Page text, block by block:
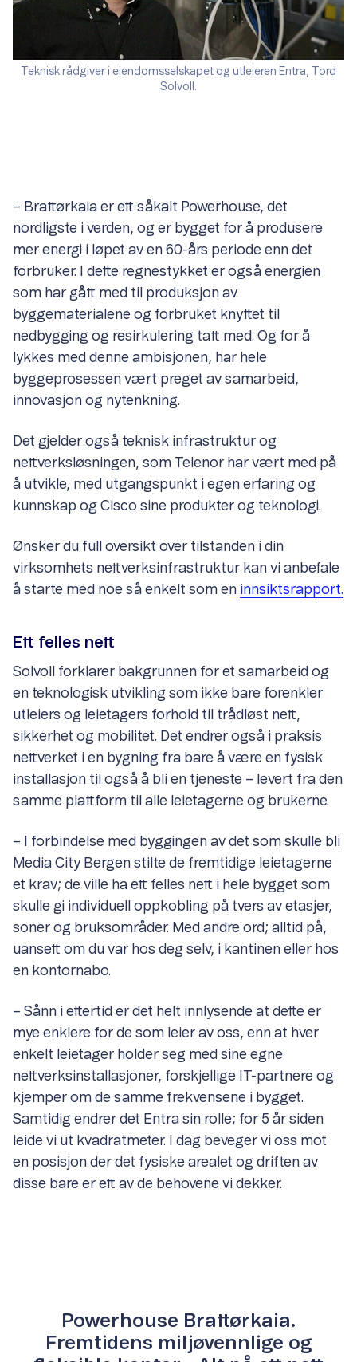
Teknisk rådgiver i eiendomsselskapet og utleieren Entra, Tord
Solvoll.
– Brattørkaia er ett såkalt Powerhouse, det
nordligste i verden, og er bygget for å produsere
mer energi i løpet av en 60-års periode enn det
forbruker. I dette regnestykket er også energien
som har gått med til produksjon av
byggematerialene og forbruket knyttet til
nedbygging og resirkulering tatt med. Og for å
lykkes med denne ambisjonen, har hele
byggeprosessen vært preget av samarbeid,
innovasjon og nytenkning.
Det gjelder også teknisk infrastruktur og
nettverksløsningen, som Telenor har vært med på
å utvikle, med utgangspunkt i egen erfaring og
kunnskap og Cisco sine produkter og teknologi.
Ønsker du full oversikt over tilstanden i din
virksomhets nettverksinfrastruktur kan vi anbefale
å starte med noe så enkelt som en innsiktsrapport.
Ett felles nett
Solvoll forklarer bakgrunnen for et samarbeid og
en teknologisk utvikling som ikke bare forenkler
utleiers og leietagers forhold til trådløst nett,
sikkerhet og mobilitet. Det endrer også i praksis
nettverket i en bygning fra bare å være en fysisk
installasjon til også å bli en tjeneste – levert fra den
samme plattform til alle leietagerne og brukerne.
– I forbindelse med byggingen av det som skulle bli
Media City Bergen stilte de fremtidige leietagerne
et krav; de ville ha ett felles nett i hele bygget som
skulle gi individuell oppkobling på tvers av etasjer,
soner og bruksområder. Med andre ord; alltid på,
uansett om du var hos deg selv, i kantinen eller hos
en kontornabo.
– Sånn i ettertid er det helt innlysende at dette er
mye enklere for de som leier av oss, enn at hver
enkelt leietager holder seg med sine egne
nettverksinstallasjoner, forskjellige IT-partnere og
kjemper om de samme frekvensene i bygget.
Samtidig endrer det Entra sin rolle; for 5 år siden
leide vi ut kvadratmeter. I dag beveger vi oss mot
en posisjon der det fysiske arealet og driften av
disse bare er ett av de behovene vi dekker.
Powerhouse Brattørkaia.
Fremtidens miljøvennlige og